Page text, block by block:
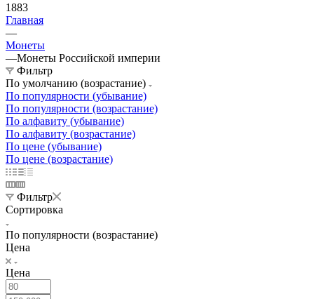
1883
Главная
—
Монеты
—Монеты Российской империи
Фильтр
По умолчанию (возрастание)
По популярности (убывание)
По популярности (возрастание)
По алфавиту (убывание)
По алфавиту (возрастание)
По цене (убывание)
По цене (возрастание)
Фильтр
Сортировка
По популярности (возрастание)
Цена
Цена